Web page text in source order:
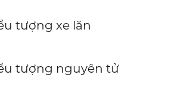
tượng xe lăn
tượng nguyên tử